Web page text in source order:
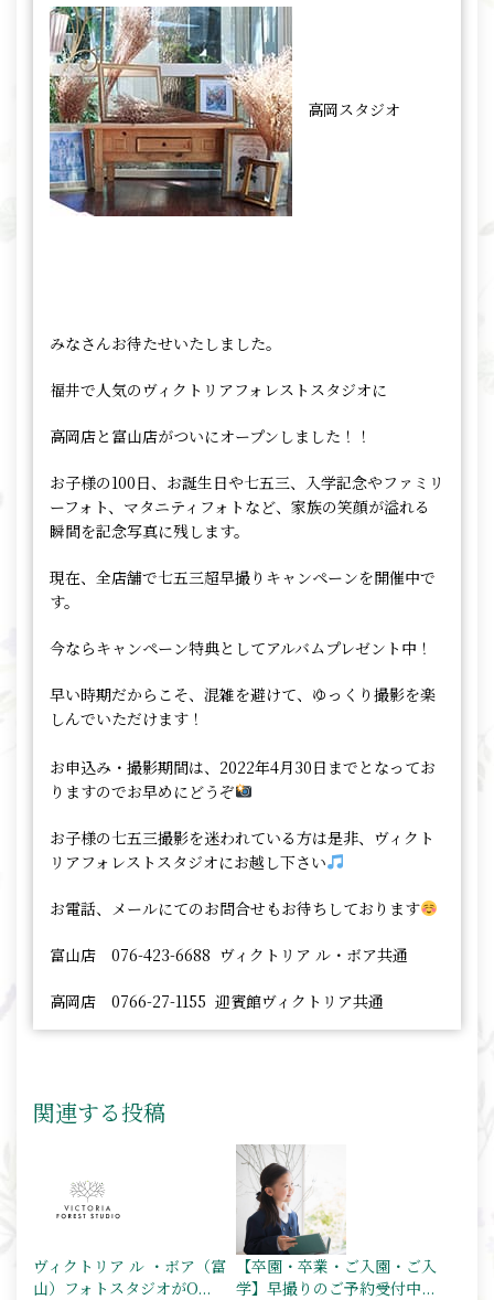
高岡スタジオ
みなさんお待たせいたしました。
福井で人気のヴィクトリアフォレストスタジオに
高岡店と富山店がついにオープンしました！！
お子様の100日、お誕生日や七五三、入学記念やファミリ
ーフォト、マタニティフォトなど、家族の笑顔が溢れる
瞬間を記念写真に残します。
現在、全店舗で七五三超早撮りキャンペーンを開催中で
す。
今ならキャンペーン特典としてアルバムプレゼント中！
早い時期だからこそ、混雑を避けて、ゆっくり撮影を楽
しんでいただけます！
お申込み・撮影期間は、2022年4月30日までとなってお
りますのでお早めにどうぞ
お子様の七五三撮影を迷われている方は是非、ヴィクト
リアフォレストスタジオにお越し下さい
お電話、メールにてのお問合せもお待ちしております
富山店 076-423-6688 ヴィクトリア ル・ボア共通
高岡店 0766-27-1155 迎賓館ヴィクトリア共通
関連する投稿
ヴィクトリア ル ・ボア（富
山）フォトスタジオがO...
【卒園・卒業・ご入園・ご入
学】早撮りのご予約受付中...